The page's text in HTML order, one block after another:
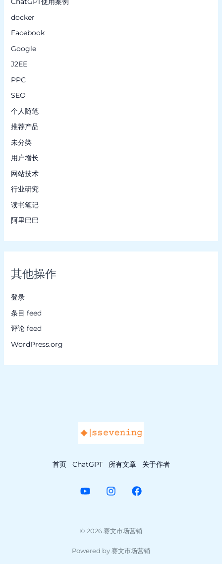
docker
Facebook
Google
J2EE
PPC
SEO
个人随笔
推荐产品
未分类
用户增长
网站技术
行业研究
读书笔记
阿里巴巴
其他操作
登录
条目 feed
评论 feed
WordPress.org
首页 ChatGPT 所有文章 关于作者
© 2026 赛文市场营销
Powered by 赛文市场营销